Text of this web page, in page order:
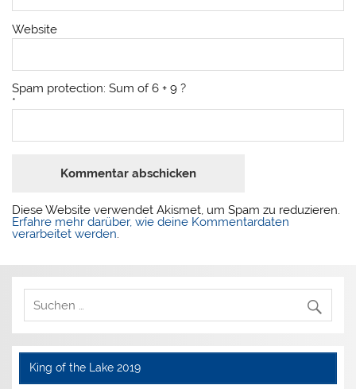
Website
Spam protection: Sum of 6 + 9 ?
*
Diese Website verwendet Akismet, um Spam zu reduzieren.
Erfahre mehr darüber, wie deine Kommentardaten
verarbeitet werden.
King of the Lake 2019